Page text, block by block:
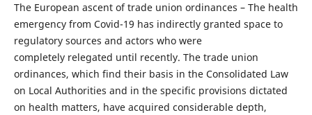
The European ascent of trade union ordinances – The health
emergency from Covid-19 has indirectly granted space to
regulatory sources and actors who were
completely relegated until recently. The trade union
ordinances, which find their basis in the Consolidated Law
on Local Authorities and in the specific provisions dictated
on health matters, have acquired considerable depth,